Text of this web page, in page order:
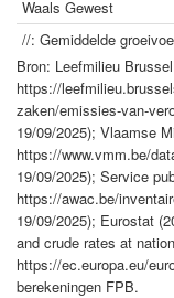
Waals Gewest
//: Gemiddelde
Bron: Leefmilieu
https://
zaken/emissies-van-
19/09/2025); Vlaamse
https://www.vmm.be/
19/09/2025); Service
https://awac.be/
19/09/2025); Eurostat
and crude rates at
https://ec.europa.eu/
berekeningen FPB.